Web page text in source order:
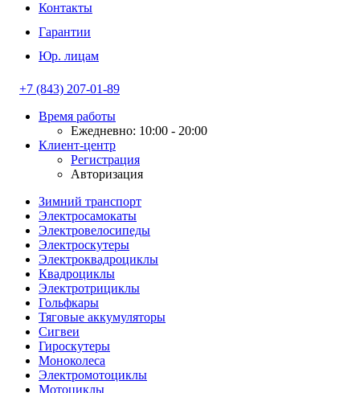
Контакты
Гарантии
Юр. лицам
+7 (843) 207-01-89
Время работы
Ежедневно: 10:00 - 20:00
Клиент-центр
Регистрация
Авторизация
Зимний транспорт
Электросамокаты
Электровелосипеды
Электроскутеры
Электроквадроциклы
Квадроциклы
Электротрициклы
Гольфкары
Тяговые аккумуляторы
Сигвеи
Гироскутеры
Моноколеса
Электромотоциклы
Мотоциклы